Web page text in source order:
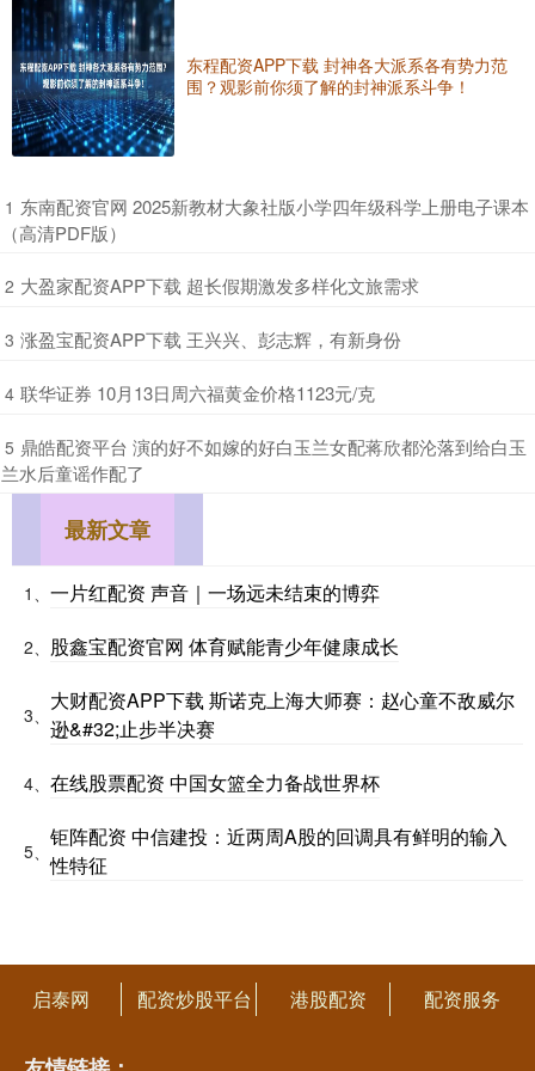
东程配资APP下载 封神各大派系各有势力范
围？观影前你须了解的封神派系斗争！
1 ​东南配资官网 2025新教材大象社版小学四年级科学上册电子课本
（高清PDF版）
2 ​大盈家配资APP下载 超长假期激发多样化文旅需求
3 ​涨盈宝配资APP下载 王兴兴、彭志辉，有新身份
4 ​联华证券 10月13日周六福黄金价格1123元/克
5 ​鼎皓配资平台 演的好不如嫁的好白玉兰女配蒋欣都沦落到给白玉
兰水后童谣作配了
最新文章
1、 一片红配资 声音｜一场远未结束的博弈
2、 股鑫宝配资官网 体育赋能青少年健康成长
3、
大财配资APP下载 斯诺克上海大师赛：赵心童不敌威尔
逊&#32;止步半决赛
4、 在线股票配资 中国女篮全力备战世界杯
5、
钜阵配资 中信建投：近两周A股的回调具有鲜明的输入
性特征
启泰网 配资炒股平台 港股配资 配资服务